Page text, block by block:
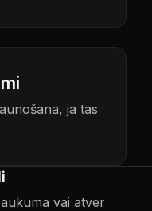
ja tas
vai atver